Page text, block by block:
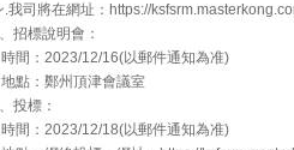
.我司將在網址：https://
招標說明會：
間：2023/12/16(以郵件通知為准)
點：鄭州頂津會議室
投標：
間：2023/12/18(以郵件通知為准)